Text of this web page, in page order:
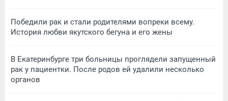
Победили рак и стали родителями вопреки всему.
История любви якутского бегуна и его жены
В Екатеринбурге три больницы проглядели запущенный
рак у пациентки. После родов ей удалили несколько
органов